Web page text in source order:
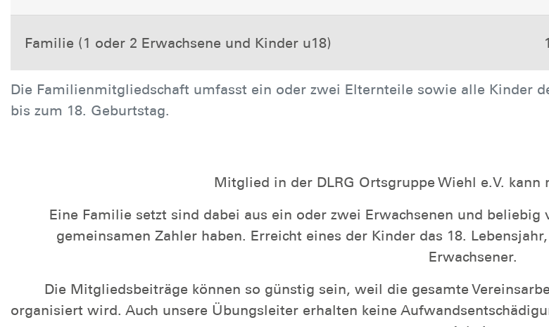
Die Familienmitgliedschaft umfasst ein oder zwei Elternteile sowie alle Kinder
bis zum 18. Geburtstag.
Familie (1 oder 2 Erwachsene und Kinder u18)
Mitglied in der DLRG Ortsgruppe Wiehl e.V.
Eine Familie setzt sind dabei aus ein oder zwei Erwachsenen und
gemeinsamen Zahler haben. Erreicht eines der Kinder das 18.
Erwachsener.
Die Mitgliedsbeiträge können so günstig sein, weil die gesamte
organisiert wird. Auch unsere Übungsleiter erhalten keine